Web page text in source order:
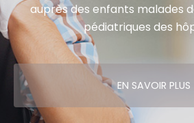
auprès des enfants malades
pédiatriques des
EN SAVOIR PLUS